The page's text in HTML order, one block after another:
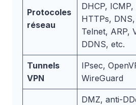
Protocoles
réseau
DHCP,
HTTPs,
Telnet, ARP,
DDNS, etc.
Tunnels
VPN
IPsec,
WireGuard
DMZ, anti-